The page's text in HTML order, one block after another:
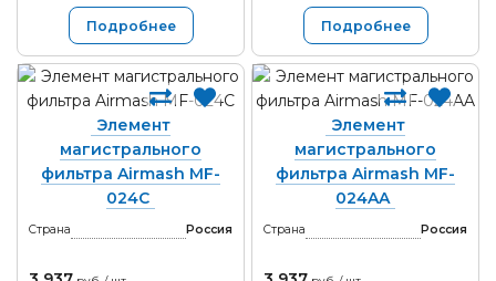
Подробнее Подробнее
Элемент
магистрального
фильтра Airmash MF-
024C
Страна Россия
Элемент
магистрального
фильтра Airmash MF-
024AA
Страна Россия